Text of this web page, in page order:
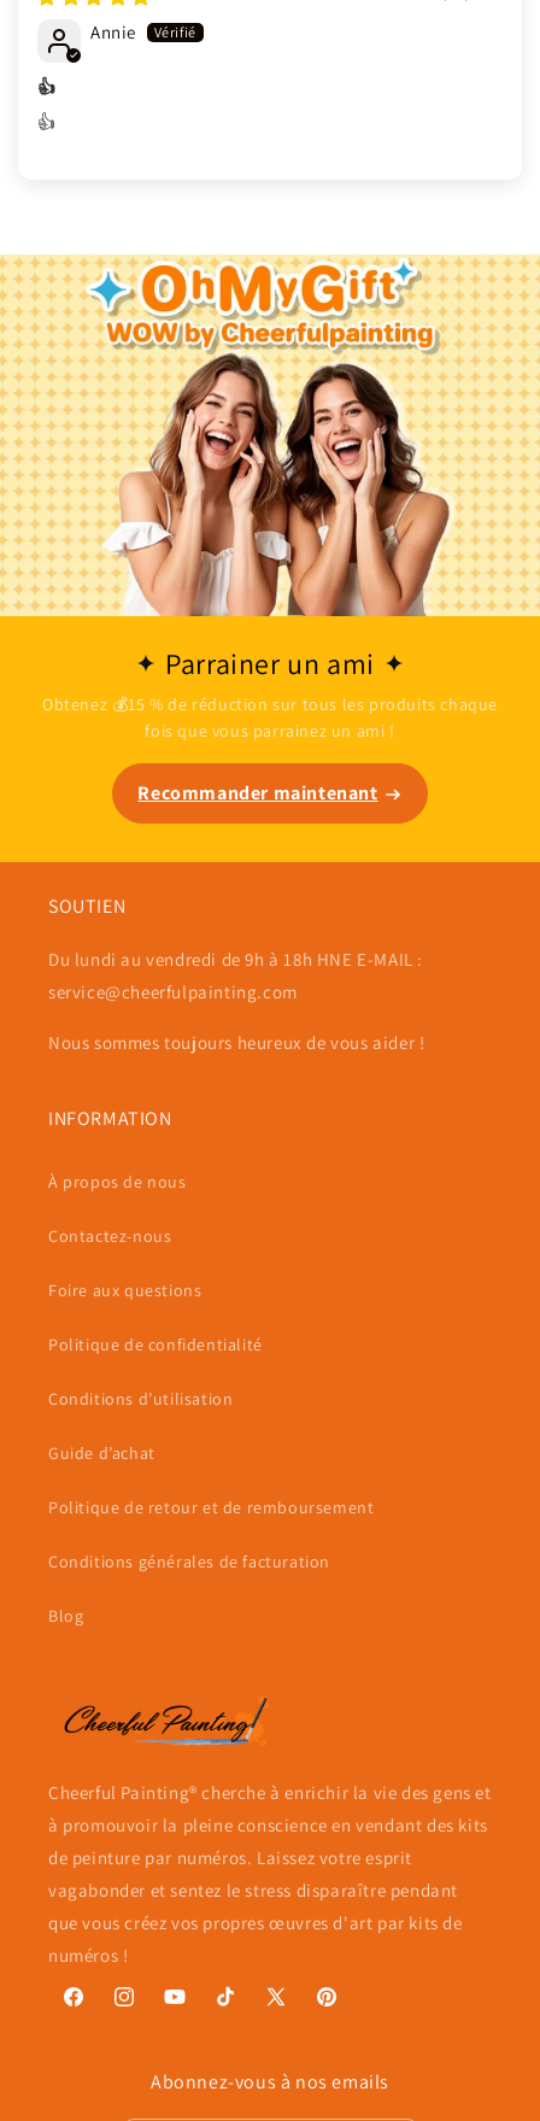
Annie
👍
👍
Parrainer un ami
Obtenez 💰15 % de réduction sur tous les produits chaque
fois que vous parrainez un ami !
Recommander maintenant
SOUTIEN
Du lundi au vendredi de 9h à 18h HNE E-MAIL :
service@cheerfulpainting.com
Nous sommes toujours heureux de vous aider !
INFORMATION
À propos de nous
Contactez-nous
Foire aux questions
Politique de confidentialité
Conditions d’utilisation
Guide d’achat
Politique de retour et de remboursement
Conditions générales de facturation
Blog
Cheerful Painting® cherche à enrichir la vie des gens et
à promouvoir la pleine conscience en vendant des kits
de peinture par numéros. Laissez votre esprit
vagabonder et sentez le stress disparaître pendant
que vous créez vos propres œuvres d'art par kits de
numéros !
FacebookInstagramYouTubeTikTok
X
Pinterest
Abonnez-vous à nos emails